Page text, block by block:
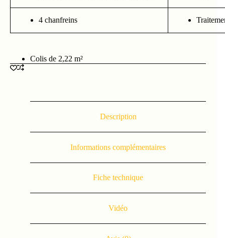
4 chanfreins
Colis de 2,22 m²
Description
Informations complémentaires
Fiche technique
Vidéo